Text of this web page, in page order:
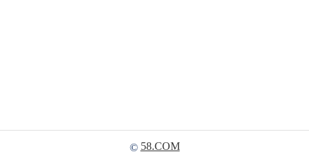
© 58.COM